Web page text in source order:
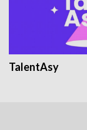
TalentAsy